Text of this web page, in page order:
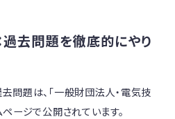
去問題を徹底的にやり
問題は、「一般財団法人・電気技
ージで公開されています。